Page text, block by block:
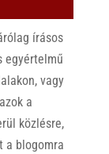
írásos
egyértelmű
vagy
a
közlésre,
a blogomra